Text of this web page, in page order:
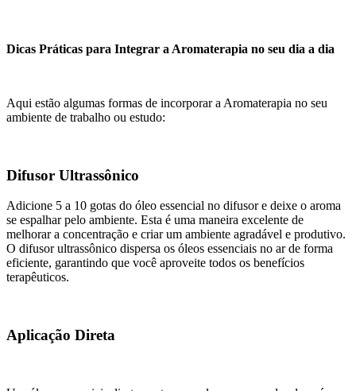
Dicas Práticas para Integrar a Aromaterapia no seu dia a dia
Aqui estão algumas formas de incorporar a Aromaterapia no seu
ambiente de trabalho ou estudo:
Difusor Ultrassônico
Adicione 5 a 10 gotas do óleo essencial no difusor e deixe o aroma
se espalhar pelo ambiente. Esta é uma maneira excelente de
melhorar a concentração e criar um ambiente agradável e produtivo.
O difusor ultrassônico dispersa os óleos essenciais no ar de forma
eficiente, garantindo que você aproveite todos os benefícios
terapêuticos.
Aplicação Direta